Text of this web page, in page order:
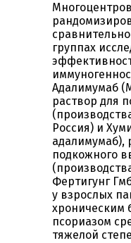
группах
Адалимумаб
раствор для
Россия) и
адалимумаб),
подкожного
Фертигунг
у взрослых
хроническим
псориазом
тяжелой